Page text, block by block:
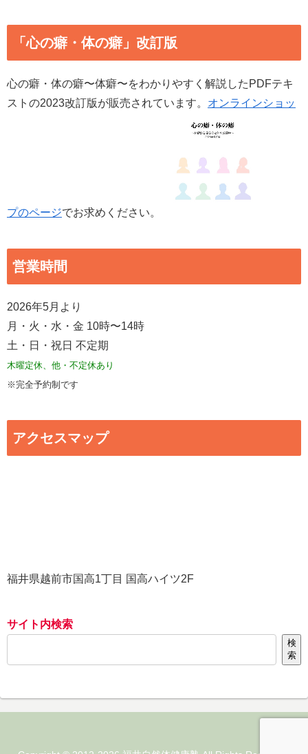
「心の癖・体の癖」改訂版
心の癖・体の癖〜体癖〜をわかりやすく解説したPDFテキ
ストの2023改訂版が販売されています。 オンラインショッ
プのページでお求めください。
営業時間
2026年5月より
月・火・水・金 10時〜14時
土・日・祝日 不定期
木曜定休、他・不定休あり
※完全予約制です
アクセスマップ
福井県越前市国高1丁目 国高ハイツ2F
サイト内検索
検
索